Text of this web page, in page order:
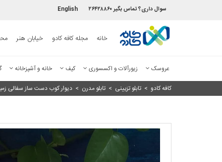
سوال داری؟ تماس بگیر ۲۶۴۲۸۸۶۰ English
خانه مجله کافه کادو خیابان هنر
عروسک زیورآلات و اکسسوری کیف خانه و آشپزخانه
کافه کادو > تابلو تزیینی > تابلو مدرن > دیوار کوب دست ساز سفالی